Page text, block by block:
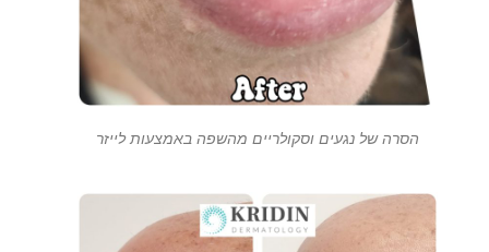
הסרה של נגעים וסקולריים מהשפה באמצעות לייזר